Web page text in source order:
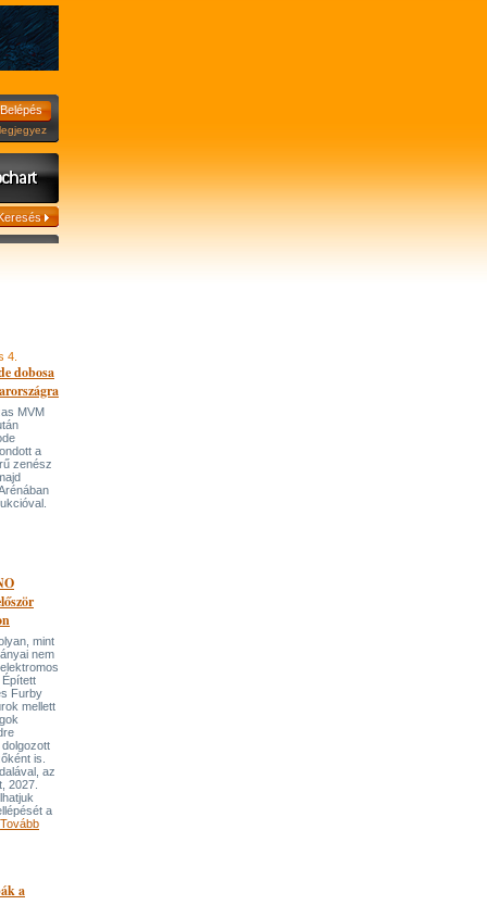
4.
dobosa
MVM
a
zenész
mint
nem
Furby
mellett
is.
az
2027.
a
Tovább
a